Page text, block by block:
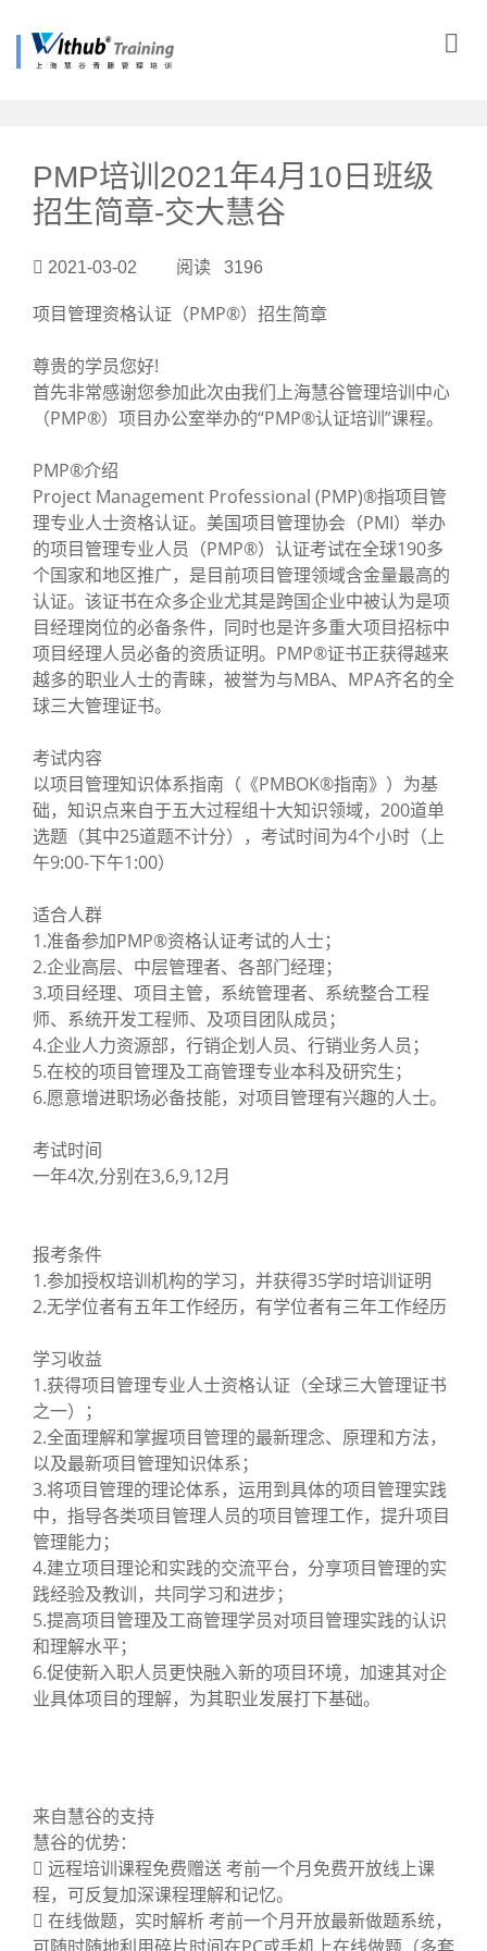
PMP培训2021年4月10日班级
招生简章-交大慧谷
2021-03-02 阅读 3196
项目管理资格认证（PMP®）招生简章
尊贵的学员您好!
首先非常感谢您参加此次由我们上海慧谷管理培训中心
（PMP®）项目办公室举办的“PMP®认证培训”课程。
PMP®介绍
Project Management Professional (PMP)®指项目管
理专业人士资格认证。美国项目管理协会（PMI）举办
的项目管理专业人员（PMP®）认证考试在全球190多
个国家和地区推广，是目前项目管理领域含金量最高的
认证。该证书在众多企业尤其是跨国企业中被认为是项
目经理岗位的必备条件，同时也是许多重大项目招标中
项目经理人员必备的资质证明。PMP®证书正获得越来
越多的职业人士的青睐，被誉为与MBA、MPA齐名的全
球三大管理证书。
考试内容
以项目管理知识体系指南（《PMBOK®指南》）为基
础，知识点来自于五大过程组十大知识领域，200道单
选题（其中25道题不计分），考试时间为4个小时（上
午9:00-下午1:00）
适合人群
1.准备参加PMP®资格认证考试的人士；
2.企业高层、中层管理者、各部门经理；
3.项目经理、项目主管，系统管理者、系统整合工程
师、系统开发工程师、及项目团队成员；
4.企业人力资源部，行销企划人员、行销业务人员；
5.在校的项目管理及工商管理专业本科及研究生；
6.愿意增进职场必备技能，对项目管理有兴趣的人士。
考试时间
一年4次,分别在3,6,9,12月
报考条件
1.参加授权培训机构的学习，并获得35学时培训证明
2.无学位者有五年工作经历，有学位者有三年工作经历
学习收益
1.获得项目管理专业人士资格认证（全球三大管理证书
之一）；
2.全面理解和掌握项目管理的最新理念、原理和方法，
以及最新项目管理知识体系；
3.将项目管理的理论体系，运用到具体的项目管理实践
中，指导各类项目管理人员的项目管理工作，提升项目
管理能力；
4.建立项目理论和实践的交流平台，分享项目管理的实
践经验及教训，共同学习和进步；
5.提高项目管理及工商管理学员对项目管理实践的认识
和理解水平；
6.促使新入职人员更快融入新的项目环境，加速其对企
业具体项目的理解，为其职业发展打下基础。
来自慧谷的支持
慧谷的优势：
 远程培训课程免费赠送 考前一个月免费开放线上课
程，可反复加深课程理解和记忆。
 在线做题，实时解析 考前一个月开放最新做题系统，